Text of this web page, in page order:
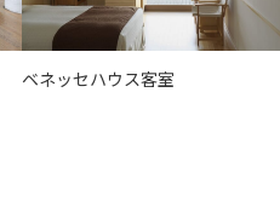
ベネッセハウス客室